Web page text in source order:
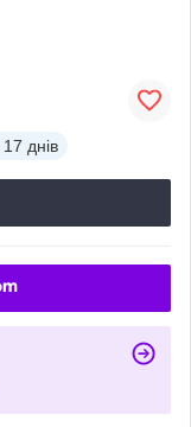
17 днів